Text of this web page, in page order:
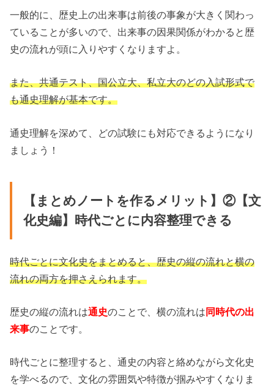
一般的に、歴史上の出来事は前後の事象が大きく関わっ
ていることが多いので、出来事の因果関係がわかると歴
史の流れが頭に入りやすくなりますよ。
また、共通テスト、国公立大、私立大のどの入試形式で
も通史理解が基本です。
通史理解を深めて、どの試験にも対応できるようになり
ましょう！
【まとめノートを作るメリット】②【文
化史編】時代ごとに内容整理できる
時代ごとに文化史をまとめると、歴史の縦の流れと横の
流れの両方を押さえられます。
歴史の縦の流れは通史のことで、横の流れは 同時代の出
来事のことです。
時代ごとに整理すると、通史の内容と絡めながら文化史
を学べるので、文化の雰囲気や特徴が掴みやすくなりま